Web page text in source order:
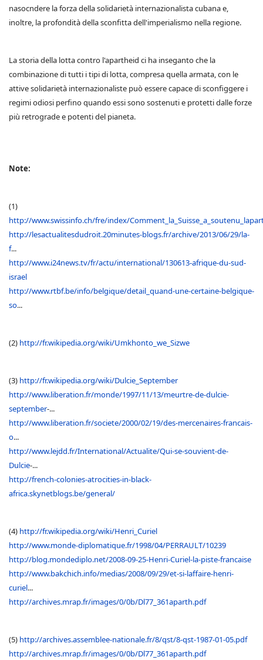
nasocndere la forza della solidarietà internazionalista cubana e,
inoltre, la profondità della sconfitta dell'imperialismo nella regione.
La storia della lotta contro l'apartheid ci ha inseganto che la
combinazione di tutti i tipi di lotta, compresa quella armata, con le
attive solidarietà internazionaliste può essere capace di sconfiggere i
regimi odiosi perfino quando essi sono sostenuti e protetti dalle forze
più retrograde e potenti del pianeta.
Note:
(1)
http://www.swissinfo.ch/fre/index/
http://lesactualitesdudroit.20minutes-blogs.fr/archive/2013/06/29/la-
f...
http://www.i24news.tv/fr/actu/international/130613-afrique-du-sud-
israel
http://www.rtbf.be/info/belgique/detail_quand-une-certaine-belgique-
so...
(2) http://fr.wikipedia.org/wiki/Umkhonto_we_Sizwe
(3) http://fr.wikipedia.org/wiki/Dulcie_September
http://www.liberation.fr/monde/1997/11/13/meurtre-de-dulcie-
september-...
http://www.liberation.fr/societe/2000/02/19/des-mercenaires-francais-
o...
http://www.lejdd.fr/International/Actualite/Qui-se-souvient-de-
Dulcie-...
http://french-colonies-atrocities-in-black-
africa.skynetblogs.be/general/
(4) http://fr.wikipedia.org/wiki/Henri_Curiel
http://www.monde-diplomatique.fr/1998/04/PERRAULT/10239
http://blog.mondediplo.net/2008-09-25-Henri-Curiel-la-piste-francaise
http://www.bakchich.info/medias/2008/09/29/et-si-laffaire-henri-
curiel...
http://archives.mrap.fr/images/0/0b/Dl77_361aparth.pdf
(5) http://archives.assemblee-nationale.fr/8/qst/8-qst-1987-01-05.pdf
http://archives.mrap.fr/images/0/0b/Dl77_361aparth.pdf